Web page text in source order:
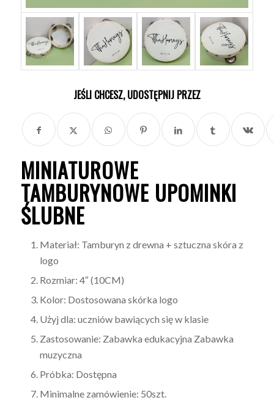
JEŚLI CHCESZ, UDOSTĘPNIJ PRZEZ
MINIATUROWE
TAMBURYNOWE UPOMINKI
ŚLUBNE
Materiał: Tamburyn z drewna + sztuczna skóra z
logo
Rozmiar: 4″ (10CM)
Kolor: Dostosowana skórka logo
Użyj dla: uczniów bawiących się w klasie
Zastosowanie: Zabawka edukacyjna Zabawka
muzyczna
Próbka: Dostępna
Minimalne zamówienie: 50szt.